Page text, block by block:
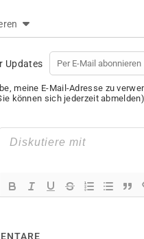
Updates
meine E-Mail-Adresse zu
können sich jederzeit